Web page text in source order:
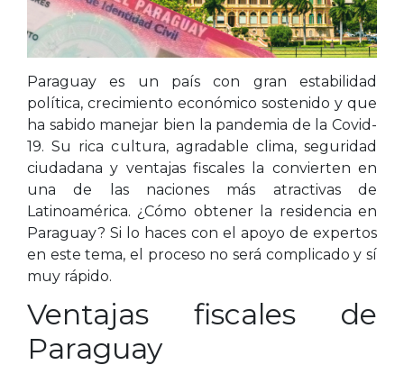
Paraguay es un país con gran estabilidad
política, crecimiento económico sostenido y que
ha sabido manejar bien la pandemia de la Covid-
19. Su rica cultura, agradable clima, seguridad
ciudadana y ventajas fiscales la convierten en
una de las naciones más atractivas de
Latinoamérica. ¿Cómo obtener la residencia en
Paraguay? Si lo haces con el apoyo de expertos
en este tema, el proceso no será complicado y sí
muy rápido.
Ventajas fiscales de
Paraguay